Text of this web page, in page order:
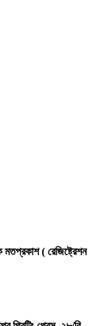
মতপ্রকাশ ( রেজিষ্ট্রেশন